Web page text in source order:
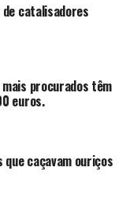
catalisadores
procurados têm
euros.
que caçavam ouriços